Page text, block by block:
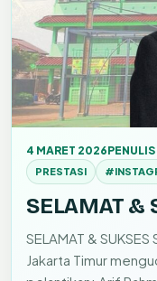
4 MARET 2026
PRESTASI
SELAMAT &
SELAMAT &
Jakarta Timur